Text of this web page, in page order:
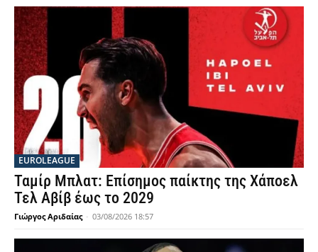
EUROLEAGUE
Ταμίρ Μπλατ: Επίσημος παίκτης της Χάποελ
Τελ Αβίβ έως το 2029
Γιώργος Αριδαίας - 03/08/2026 18:57